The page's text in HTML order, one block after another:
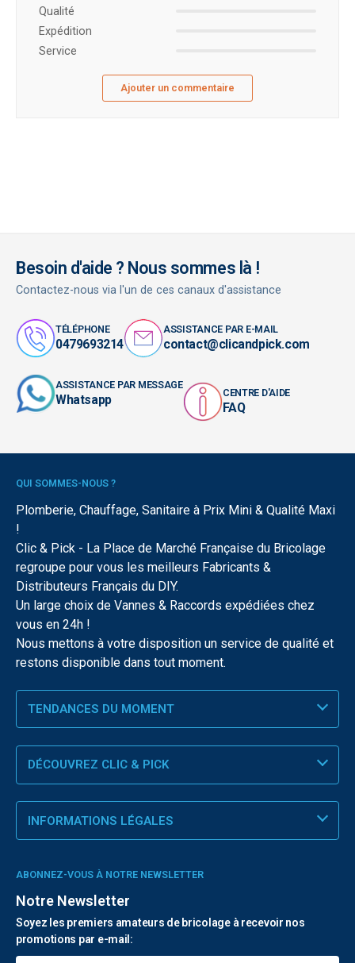
Qualité
Expédition
Service
Ajouter un commentaire
Besoin d'aide ? Nous sommes là !
Contactez-nous via l'un de ces canaux d'assistance
TÉLÉPHONE
0479693214
ASSISTANCE PAR E-MAIL
contact@clicandpick.com
ASSISTANCE PAR MESSAGE
Whatsapp CENTRE D'AIDE
FAQ
QUI SOMMES-NOUS ?
Plomberie, Chauffage, Sanitaire à Prix Mini & Qualité Maxi
!
Clic & Pick - La Place de Marché Française du Bricolage
regroupe pour vous les meilleurs Fabricants &
Distributeurs Français du DIY.
Un large choix de Vannes & Raccords expédiées chez
vous en 24h !
Nous mettons à votre disposition un service de qualité et
restons disponible dans tout moment.
TENDANCES DU MOMENT
DÉCOUVREZ CLIC & PICK
INFORMATIONS LÉGALES
ABONNEZ-VOUS À NOTRE NEWSLETTER
Notre Newsletter
Soyez les premiers amateurs de bricolage à recevoir nos
promotions par e-mail: